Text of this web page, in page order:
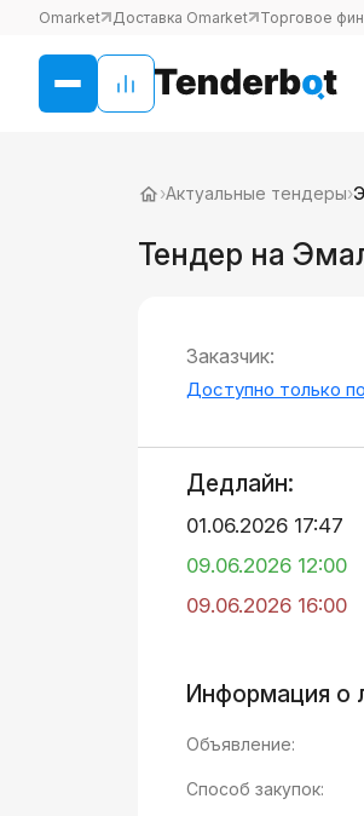
Omarket Доставка Omarket Торговое
›Актуальные тендеры›
Тендер на
Заказчик:
Доступно только
Дедлайн:
01.06.2026 17:47
09.06.2026 12:00
09.06.2026 16:00
Информация о
Объявление:
Способ закупок: